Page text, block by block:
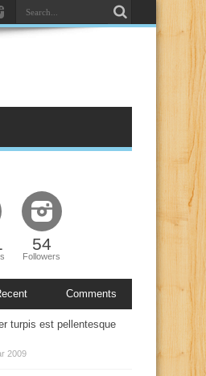
54
Followers
Comments
turpis est pellentesque
2009